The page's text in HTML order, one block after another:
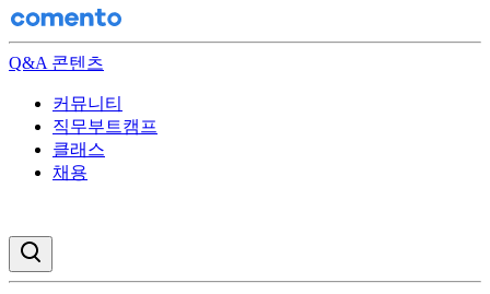
Q&A 콘텐츠
커뮤니티
직무부트캠프
클래스
채용